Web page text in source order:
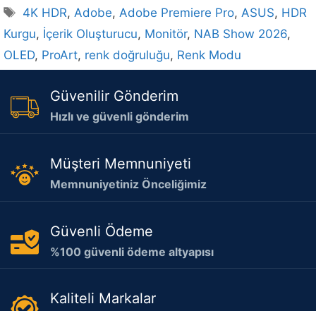
Etiketler
4K HDR,Adobe,Adobe Premiere Pro,ASUS, HDR
Kurgu, İçerik Oluşturucu, Monitör, NAB Show 2026,
OLED, ProArt, renk doğruluğu, Renk Modu
Güvenilir Gönderim
Hızlı ve güvenli gönderim
Müşteri Memnuniyeti
Memnuniyetiniz Önceliğimiz
Güvenli Ödeme
%100 güvenli ödeme altyapısı
Kaliteli Markalar